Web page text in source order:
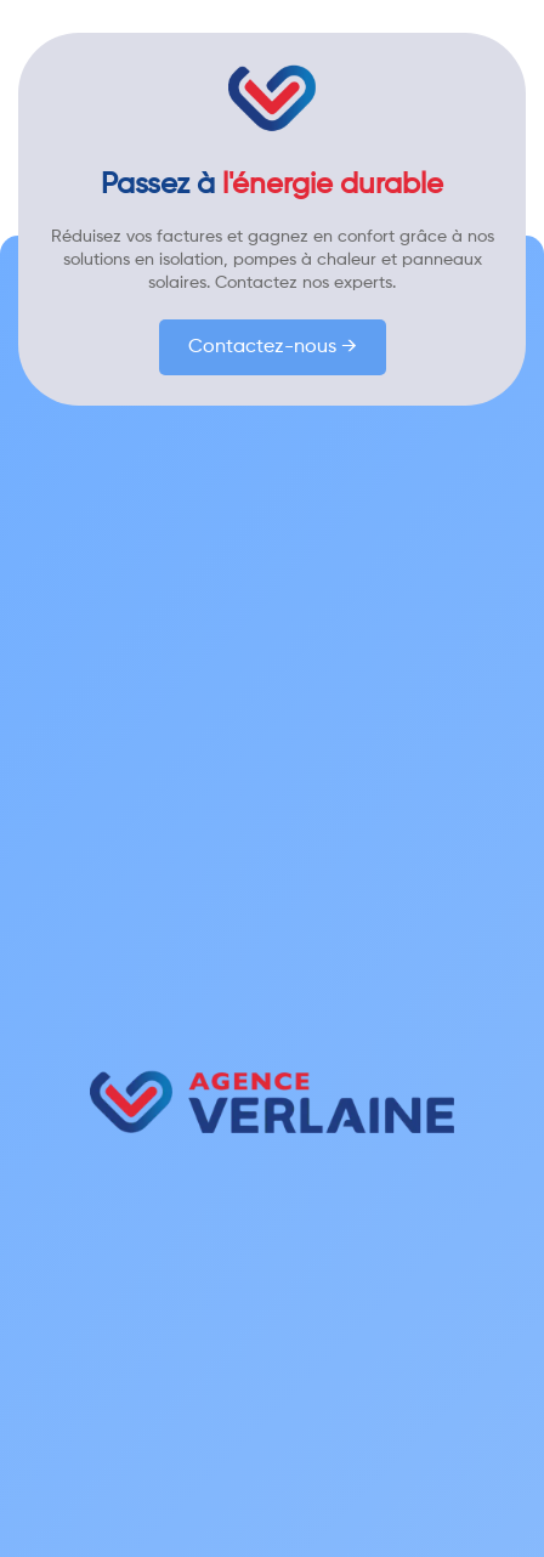
Passez à l'énergie durable
Réduisez vos factures et gagnez en confort grâce à nos
solutions en isolation, pompes à chaleur et panneaux
solaires. Contactez nos experts.
Contactez-nous →